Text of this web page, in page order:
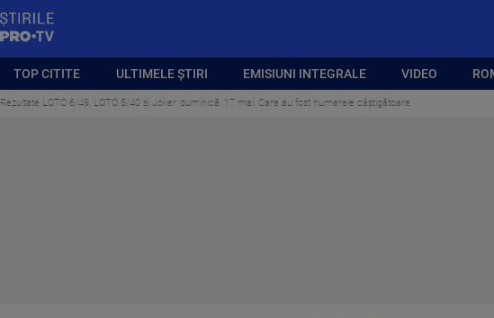
TOP CITITE ULTIMELE ȘTIRI EMISIUNI INTEGRALE VIDEO
Rezultate LOTO 6/49, LOTO 5/40 și Joker, duminică, 17 mai. Care au fost numerele câștigătoare